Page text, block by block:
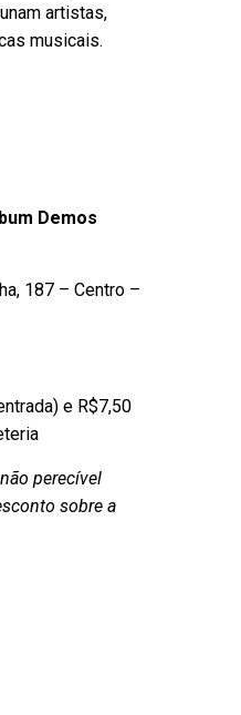
artistas,
musicais.
Demos
187 – Centro –
e R$7,50
perecível
sobre a